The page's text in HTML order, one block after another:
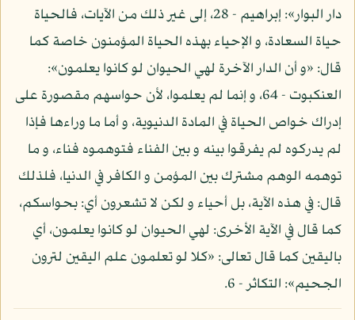
دار البوار»: إبراهيم - 28، إلى غير ذلك من الآيات، فالحياة
حياة السعادة، و الإحياء بهذه الحياة المؤمنون خاصة كما
قال: «و أن الدار الآخرة لهي الحيوان لو كانوا يعلمون»:
العنكبوت - 64، و إنما لم يعلموا، لأن حواسهم مقصورة على
إدراك خواص الحياة في المادة الدنيوية، و أما ما وراءها فإذا
لم يدركوه لم يفرقوا بينه و بين الفناء فتوهموه فناء، و ما
توهمه الوهم مشترك بين المؤمن و الكافر في الدنيا، فلذلك
قال: في هذه الآية، بل أحياء و لكن لا تشعرون أي: بحواسكم،
كما قال في الآية الأخرى: لهي الحيوان لو كانوا يعلمون، أي
باليقين كما قال تعالى: «كلا لو تعلمون علم اليقين لترون
الجحيم»: التكاثر - 6.